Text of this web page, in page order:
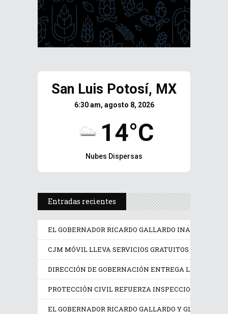
San Luis Potosí, MX
6:30 am, agosto 8, 2026
14°C
Nubes Dispersas
Entradas recientes
EL GOBERNADOR RICARDO GALLARDO INAUGURA
CJM MÓVIL LLEVA SERVICIOS GRATUITOS A
DIRECCIÓN DE GOBERNACIÓN ENTREGA LICENCIAS
PROTECCIÓN CIVIL REFUERZA INSPECCIONES EN
EL GOBERNADOR RICARDO GALLARDO Y GLORIA